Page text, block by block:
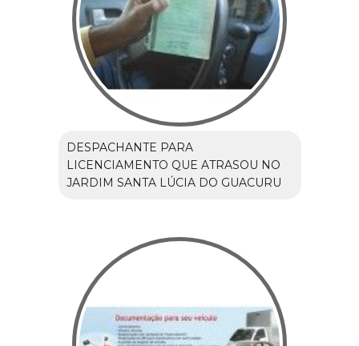
DESPACHANTE PARA
LICENCIAMENTO QUE ATRASOU NO
JARDIM SANTA LÚCIA DO GUACURU